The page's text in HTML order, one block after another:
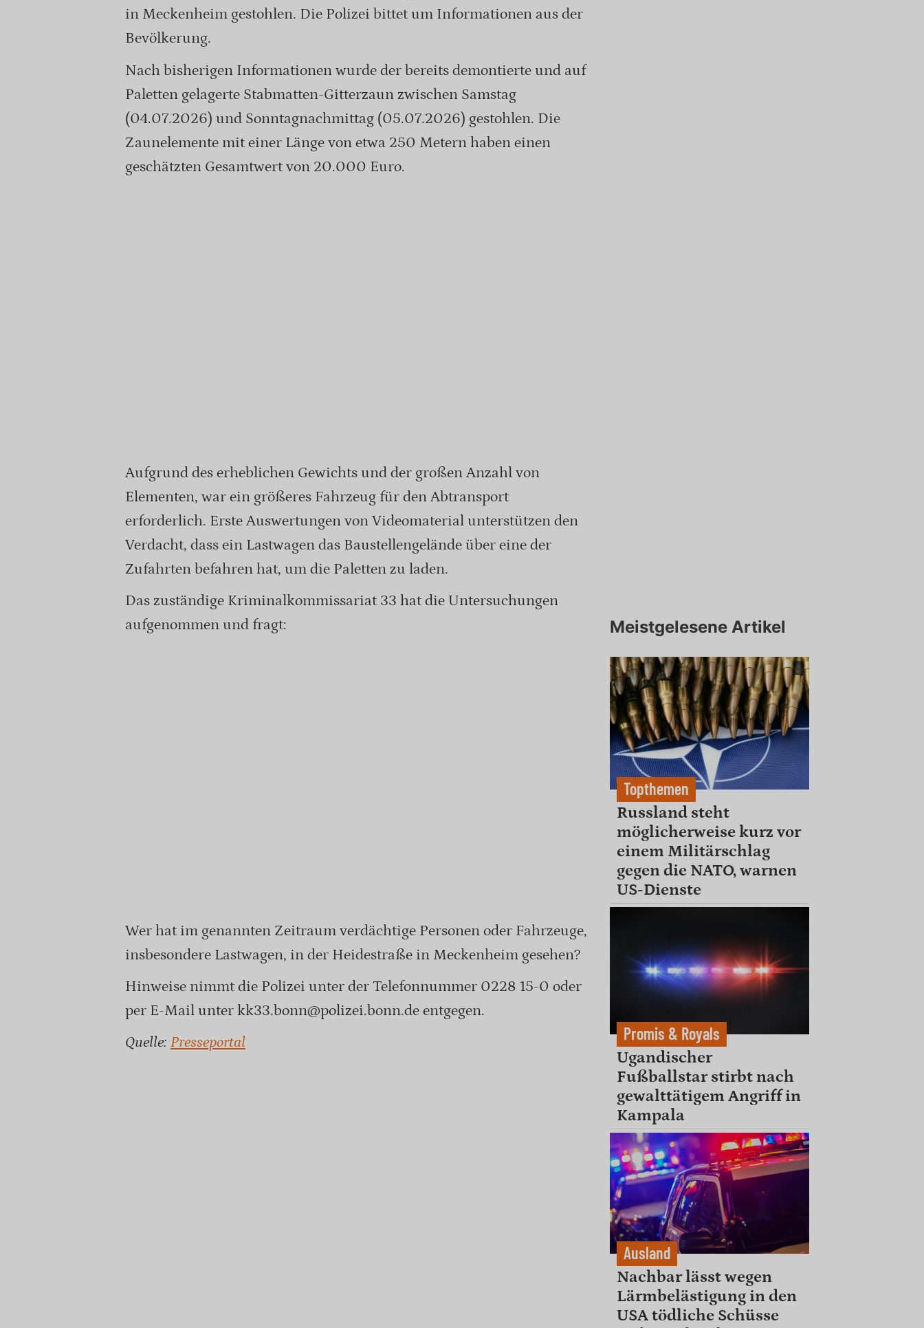
in Meckenheim gestohlen. Die Polizei bittet um Informationen aus der
Bevölkerung.
Nach bisherigen Informationen wurde der bereits demontierte und auf
Paletten gelagerte Stabmatten-Gitterzaun zwischen Samstag
(04.07.2026) und Sonntagnachmittag (05.07.2026) gestohlen. Die
Zaunelemente mit einer Länge von etwa 250 Metern haben einen
geschätzten Gesamtwert von 20.000 Euro.
Aufgrund des erheblichen Gewichts und der großen Anzahl von
Elementen, war ein größeres Fahrzeug für den Abtransport
erforderlich. Erste Auswertungen von Videomaterial unterstützen den
Verdacht, dass ein Lastwagen das Baustellengelände über eine der
Zufahrten befahren hat, um die Paletten zu laden.
Das zuständige Kriminalkommissariat 33 hat die Untersuchungen
aufgenommen und fragt:
Wer hat im genannten Zeitraum verdächtige Personen oder Fahrzeuge,
insbesondere Lastwagen, in der Heidestraße in Meckenheim gesehen?
Hinweise nimmt die Polizei unter der Telefonnummer 0228 15-0 oder
per E-Mail unter kk33.bonn@polizei.bonn.de entgegen.
Quelle: Presseportal
Meistgelesene Artikel
Topthemen
Russland steht
möglicherweise kurz vor
einem Militärschlag
gegen die NATO, warnen
US-Dienste
Promis & Royals
Ugandischer
Fußballstar stirbt nach
gewalttätigem Angriff in
Kampala
Ausland
Nachbar lässt wegen
Lärmbelästigung in den
USA tödliche Schüsse